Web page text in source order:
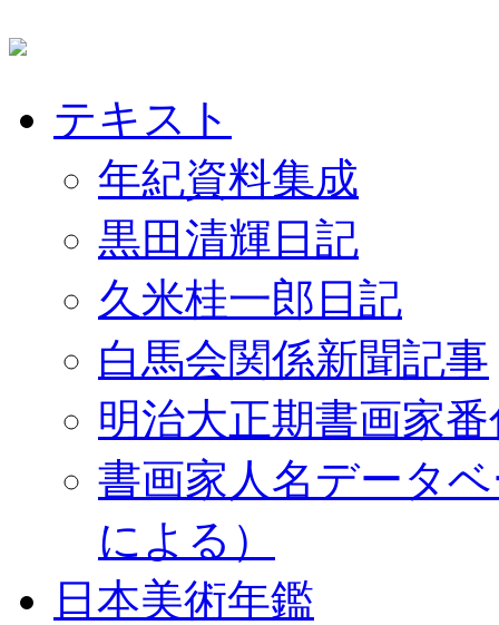
テキスト
年紀資料集成
黒田清輝日記
久米桂一郎日記
白馬会関係新聞記事
明治大正期書画家
書画家人名データ
による）
日本美術年鑑